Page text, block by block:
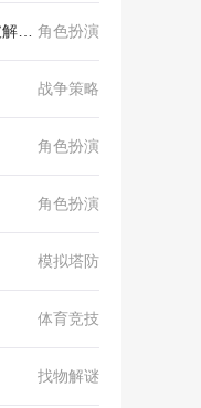
角色扮演
战争策略
角色扮演
角色扮演
模拟塔防
体育竞技
找物解谜